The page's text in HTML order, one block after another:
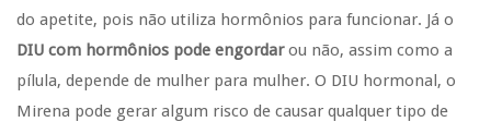
do apetite, pois não utiliza hormônios para funcionar. Já o
DIU com hormônios pode engordarou não, assim como a
pílula, depende de mulher para mulher. O DIU hormonal, o
Mirena pode gerar algum risco de causar qualquer tipo de